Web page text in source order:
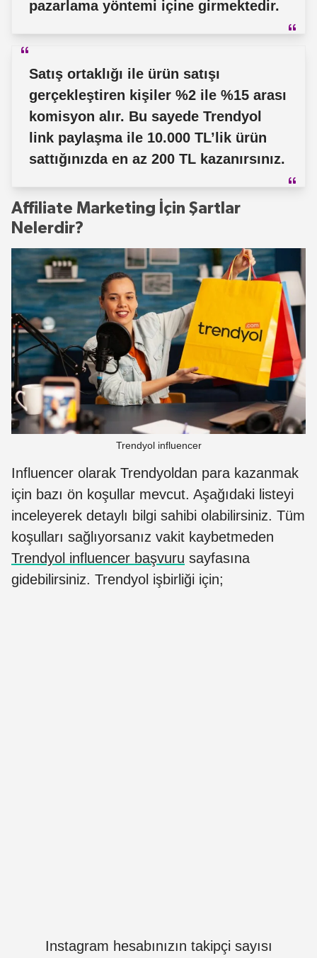
pazarlama yöntemi içine girmektedir.
Satış ortaklığı ile ürün satışı
gerçekleştiren kişiler %2 ile %15 arası
komisyon alır. Bu sayede Trendyol
link paylaşma ile 10.000 TL’lik ürün
sattığınızda en az 200 TL kazanırsınız.
Affiliate Marketing İçin Şartlar
Nelerdir?
Trendyol influencer
Influencer olarak Trendyoldan para kazanmak
için bazı ön koşullar mevcut. Aşağıdaki listeyi
inceleyerek detaylı bilgi sahibi olabilirsiniz. Tüm
koşulları sağlıyorsanız vakit kaybetmeden
Trendyol influencer başvuru sayfasına
gidebilirsiniz. Trendyol işbirliği için;
Instagram hesabınızın takipçi sayısı